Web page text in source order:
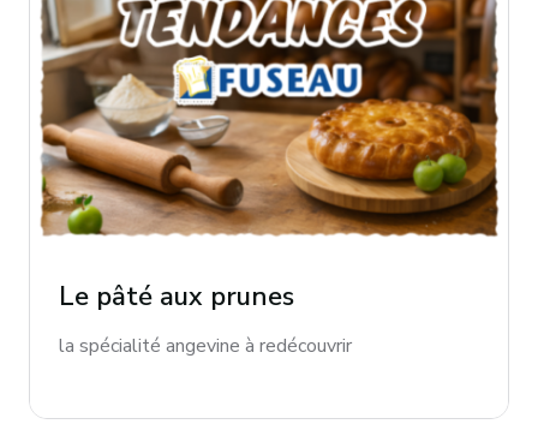
Le pâté aux prunes
la spécialité angevine à redécouvrir